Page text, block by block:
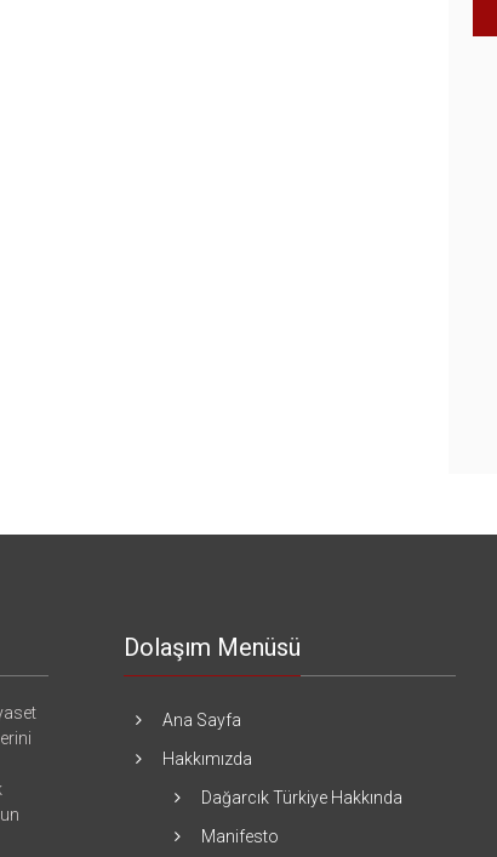
Dolaşım Menüsü
Ana Sayfa
Hakkımızda
Dağarcık Türkiye Hakkında
Manifesto